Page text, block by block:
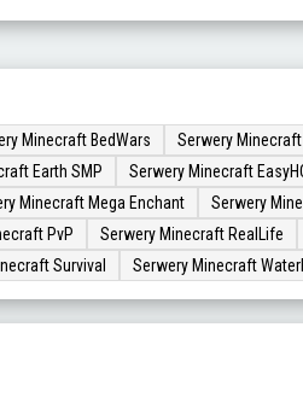
Minecraft BedWars Serwery Minecraft
Earth SMP Serwery Minecraft
Minecraft Mega Enchant Serwery
PvP Serwery Minecraft RealLife
Survival Serwery Minecraft